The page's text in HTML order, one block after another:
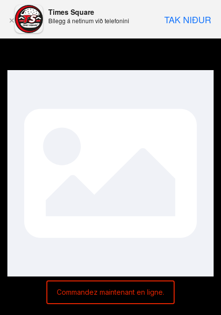
×
Times Square
Bílegg á netinum við telefonini TAK NIÐUR
Commandez maintenant en ligne.